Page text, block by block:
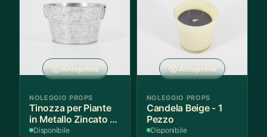
Anteprima
NOLEGGIO PROPS
Tinozza per Piante
in Metallo Zincato -
3 Pezzi
Disponibile
Anteprima
NOLEGGIO PROPS
Candela Beige - 1
Pezzo
Disponibile